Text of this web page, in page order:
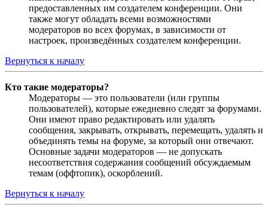
предоставленных им создателем конференции. Они
также могут обладать всеми возможностями
модераторов во всех форумах, в зависимости от
настроек, произведённых создателем конференции.
Вернуться к началу
Кто такие модераторы?
Модераторы — это пользователи (или группы
пользователей), которые ежедневно следят за форумами.
Они имеют право редактировать или удалять
сообщения, закрывать, открывать, перемещать, удалять и
объединять темы на форуме, за который они отвечают.
Основные задачи модераторов — не допускать
несоответствия содержания сообщений обсуждаемым
темам (оффтопик), оскорблений.
Вернуться к началу